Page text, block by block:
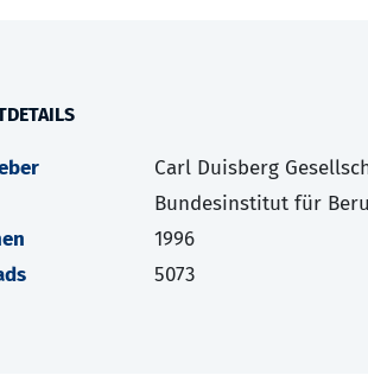
Carl Duisberg
Bundesinstitut für
1996
5073